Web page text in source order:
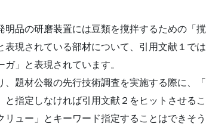
明品の研磨装置には豆類を撹拌するための「
表現されている部材について、引用文献１で
ガ」と表現されています。
、題材公報の先行技術調査を実施する際に、
と指定しなければ引用文献２をヒットさせる
リュー」とキーワード指定することはできそ